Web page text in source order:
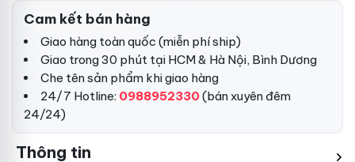
Cam kết bán hàng
Giao hàng toàn quốc (miễn phí ship)
Giao trong 30 phút tại HCM & Hà Nội, Bình Dương
Che tên sản phẩm khi giao hàng
24/7 Hotline: 0988952330(bán xuyên đêm
24/24)
Thông tin